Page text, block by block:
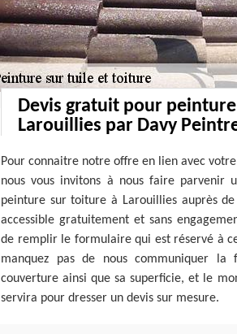
Devis gratuit pour
Larouillies par Davy
Pour connaitre notre offre en lien avec
nous vous invitons à nous faire parvenir
peinture sur toiture à Larouillies auprès
accessible gratuitement et sans
de remplir le formulaire qui est réservé à
manquez pas de nous communiquer
couverture ainsi que sa superficie, et le
servira pour dresser un devis sur mesure.